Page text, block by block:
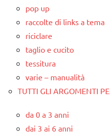
pop up
raccolte di links a tema
riciclare
taglio e cucito
tessitura
varie – manualità
TUTTI GLI ARGOMENTI
da 0 a 3 anni
dai 3 ai 6 anni